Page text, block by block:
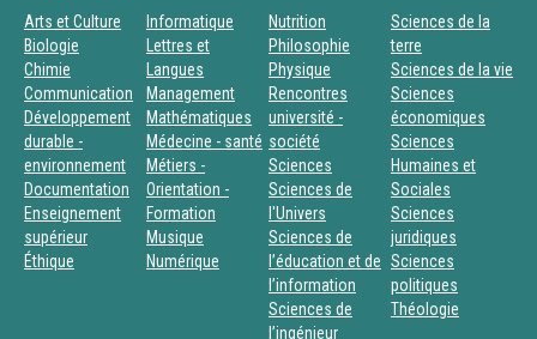
Arts et Culture
Biologie
Chimie
Communication
Développement
durable -
environnement
Documentation
Enseignement
supérieur
Éthique
Informatique
Lettres et
Langues
Management
Mathématiques
Médecine - santé
Métiers -
Orientation -
Formation
Musique
Numérique
Nutrition
Philosophie
Physique
Rencontres
université -
société
Sciences
Sciences de
l'Univers
Sciences de
l’éducation et de
l’information
Sciences de
l’ingénieur
Sciences de la
terre
Sciences de la vie
Sciences
économiques
Sciences
Humaines et
Sociales
Sciences
juridiques
Sciences
politiques
Théologie